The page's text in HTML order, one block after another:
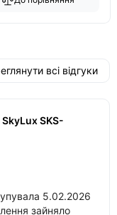
всі відгуки
SkyLux SKS-
5.02.2026